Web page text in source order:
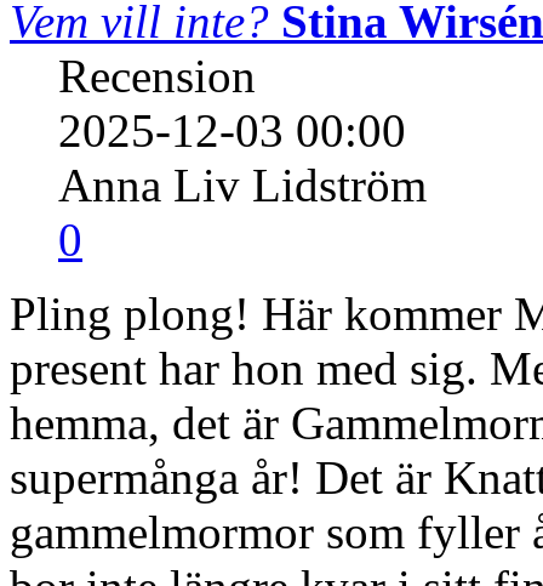
Vem vill inte? Stina Wirsén
Recension
2025-12-03 00:00
Anna Liv Lidström
0
Pling plong! Här kommer
present har hon med sig.
hemma, det är
supermånga år! Det är
gammelmormor som fyller